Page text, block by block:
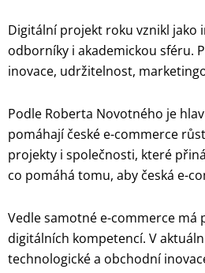
Digitální projekt roku vznikl jako
odborníky i akademickou sféru.
inovace, udržitelnost,
Podle Roberta Novotného je
pomáhají české e-commerce
projekty i společnosti, které
co pomáhá tomu, aby česká e-
Vedle samotné e-commerce
digitálních kompetencí. V
technologické a obchodní